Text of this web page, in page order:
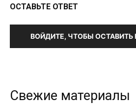
ОСТАВЬТЕ ОТВЕТ
ВОЙДИТЕ, ЧТОБЫ
Свежие материалы